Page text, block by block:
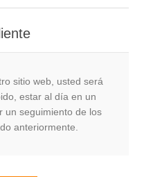
sitio web, usted será
estar al día en un
un seguimiento de los
anteriormente.